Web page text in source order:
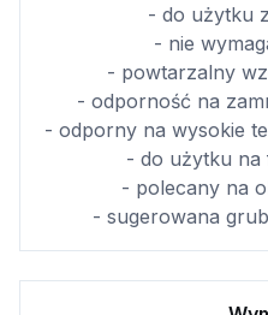
- do użytku
- nie
- powtarzalny
- odporność na
- odporny na wysokie
- do użytku na
- polecany na
- sugerowana